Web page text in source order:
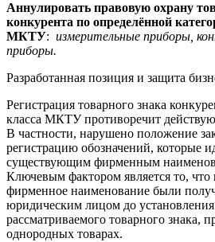
Аннулировать правовую охрану
конкурента по определённой
МКТУ: измерительные приборы,
приборы.
Разработанная позиция и защита
Регистрация товарного знака
класса МКТУ противоречит
В частности, нарушено положение
регистрацию обозначений, которые
существующим фирменным
Ключевым фактором является то, что
фирменное наименование были
юридическим лицом до установления
рассматриваемого товарного знака,
однородных товарах.